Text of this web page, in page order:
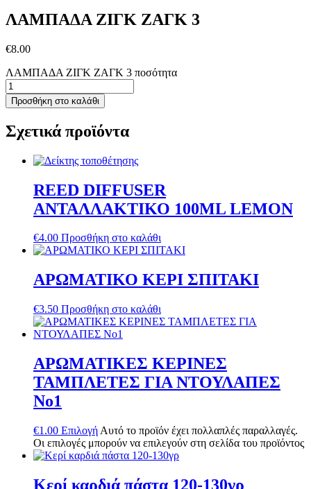
ΛΑΜΠΑΔΑ ΖΙΓΚ ΖΑΓΚ 3
€8.00
ΛΑΜΠΑΔΑ ΖΙΓΚ ΖΑΓΚ 3 ποσότητα
Προσθήκη στο καλάθι
Σχετικά προϊόντα
REED DIFFUSER
ΑΝΤΑΛΛΑΚΤΙΚΟ 100ML LEMON
€4.00 Προσθήκη στο καλάθι
ΑΡΩΜΑΤΙΚΟ ΚΕΡΙ ΣΠΙΤΑΚΙ
€3.50 Προσθήκη στο καλάθι
ΑΡΩΜΑΤΙΚΕΣ ΚΕΡΙΝΕΣ
ΤΑΜΠΛΕΤΕΣ ΓΙΑ ΝΤΟΥΛΑΠΕΣ
Νο1
€1.00 Επιλογή Αυτό το προϊόν έχει πολλαπλές παραλλαγές.
Οι επιλογές μπορούν να επιλεγούν στη σελίδα του προϊόντος
Κερί καρδιά πάστα 120-130γρ